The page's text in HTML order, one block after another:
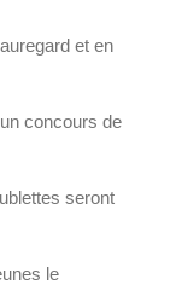
et en
concours de
seront
le